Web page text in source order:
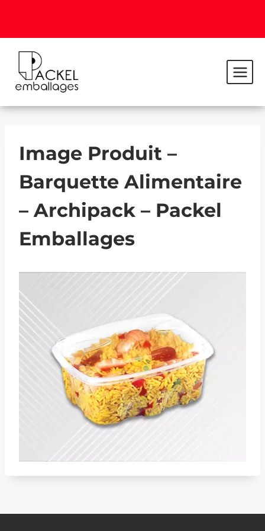
Image Produit –
Barquette Alimentaire
– Archipack – Packel
Emballages